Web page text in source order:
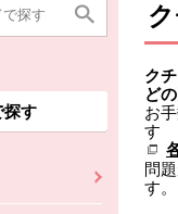
探す
ク
ど
お
す
問
す。